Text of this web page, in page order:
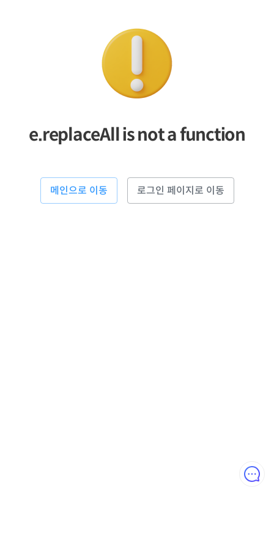
e.replaceAll is not a function
메인으로 이동 로그인 페이지로 이동